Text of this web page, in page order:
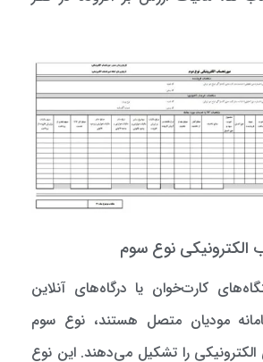
نوع سوم
کارت‌خوان یا درگاه‌های آنلاین
مودیان متصل هستند، نوع سوم
را تشکیل می‌دهند. این نوع